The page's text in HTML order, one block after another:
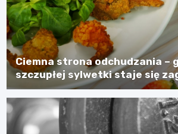
Ciemna strona odchudzania –
szczupłej sylwetki staje się